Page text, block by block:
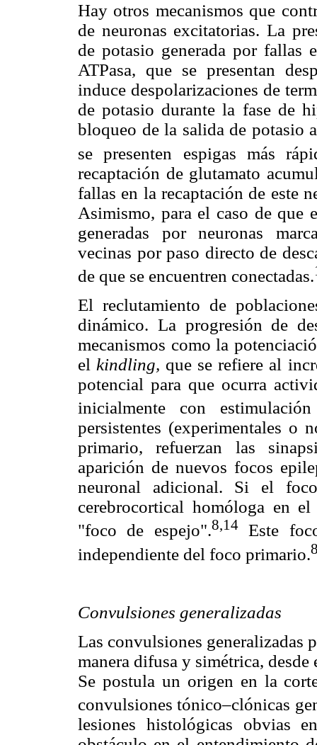
Hay otros mecanismos que
de neuronas excitatorias. La
de potasio generada por fallas
ATPasa, que se presentan
induce despolarizaciones de
de potasio durante la fase de
bloqueo de la salida de potasio
se presenten espigas más
recaptación de glutamato
fallas en la recaptación de este
Asimismo, para el caso de que
generadas por neuronas
vecinas por paso directo de
de que se encuentren conectadas.
El reclutamiento de
dinámico. La progresión de
mecanismos como la
el kindling, que se refiere al
potencial para que ocurra
inicialmente con estimulación
persistentes (experimentales o
primario, refuerzan las
aparición de nuevos focos
neuronal adicional. Si el
cerebrocortical homóloga en
"foco de espejo".8,14Este
independiente del foco primario.
Convulsiones generalizadas
Las convulsiones generalizadas
manera difusa y simétrica,
Se postula un origen en la
convulsiones tónico–clónicas
lesiones histológicas obvias